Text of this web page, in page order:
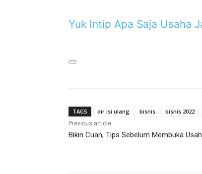
Yuk Intip Apa Saja Usaha
TAGS air isi ulang bisnis bisnis 2022
Previous article
Bikin Cuan, Tips Sebelum Membuka